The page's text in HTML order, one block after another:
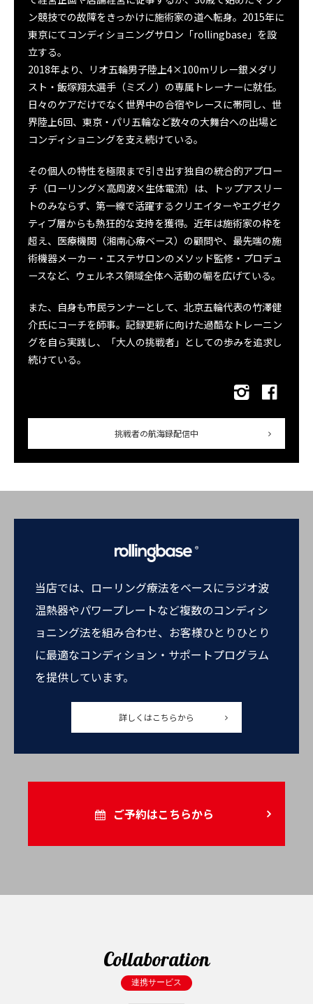
ン競技での故障をきっかけに施術家の道へ転身。2015年に
東京にてコンディショニングサロン「rollingbase」を設
立する。
2018年より、リオ五輪男子陸上4×100mリレー銀メダリ
スト・飯塚翔太選手（ミズノ）の専属トレーナーに就任。
日々のケアだけでなく世界中の合宿やレースに帯同し、世
界陸上6回、東京・パリ五輪など数々の大舞台への出場と
コンディショニングを支え続けている。
その個人の特性を極限まで引き出す独自の統合的アプロー
チ（ローリング×高周波×生体電流）は、トップアスリー
トのみならず、第一線で活躍するクリエイターやエグゼク
ティブ層からも熱狂的な支持を獲得。近年は施術家の枠を
超え、医療機関（湘南心療ベース）の顧問や、最先端の施
術機器メーカー・エステサロンのメソッド監修・プロデュ
ースなど、ウェルネス領域全体へ活動の幅を広げている。
また、自身も市民ランナーとして、北京五輪代表の竹澤健
介氏にコーチを師事。記録更新に向けた過酷なトレーニン
グを自ら実践し、「大人の挑戦者」としての歩みを追求し
続けている。
挑戦者の航海録配信中
当店では、ローリング療法をベースにラジオ波
温熱器やパワープレートなど複数のコンディシ
ョニング法を組み合わせ、お客様ひとりひとり
に最適なコンディション・サポートプログラム
を提供しています。
詳しくはこちらから
ご予約はこちらから
Collaboration
連携サービス